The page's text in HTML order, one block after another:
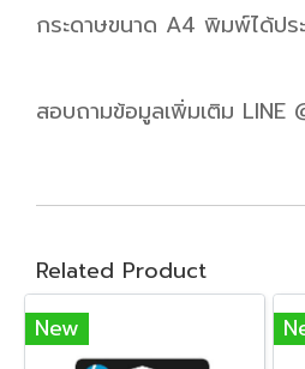
กระดาษขนาด A4 พิมพ์ได้ป
สอบถามข้อมูลเพิ่มเติม LINE
Related Product
New